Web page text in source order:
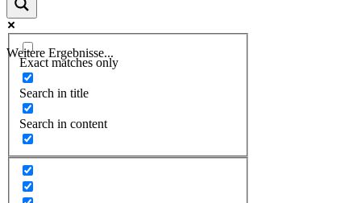
Weitere Ergebnisse...
Exact matches only
Search in title
Search in content